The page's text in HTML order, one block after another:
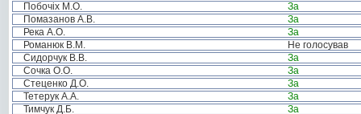
Побочіх М.О.
За
Помазанов А.В.
За
Река А.О.
За
Романюк В.М.
Не голосував
Сидорчук В.В.
За
Сочка О.О.
За
Стеценко Д.О.
За
Тетерук А.А.
За
Тимчук Д.Б.
За